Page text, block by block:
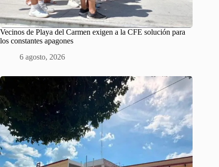
Vecinos de Playa del Carmen exigen a la CFE solución para
los constantes apagones
6 agosto, 2026